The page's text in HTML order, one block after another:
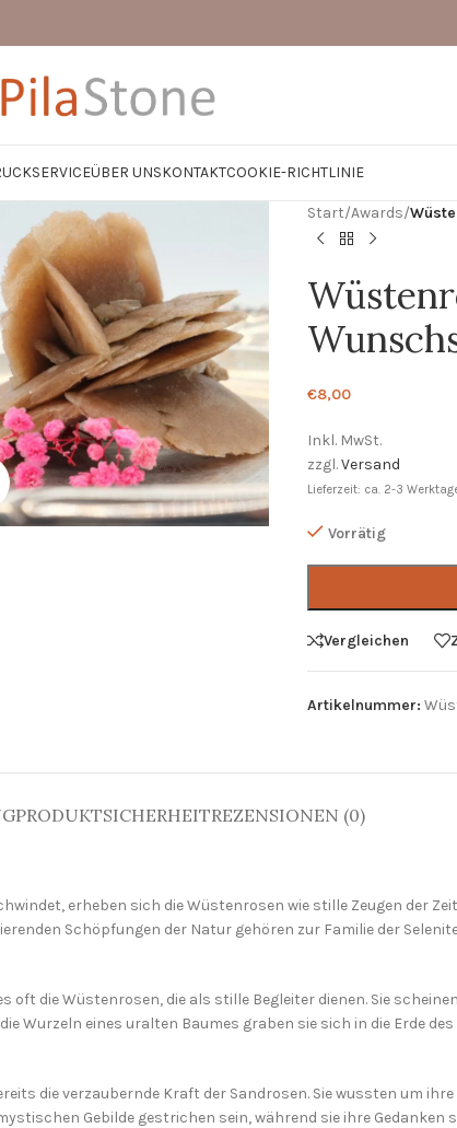
SERVICEÜBER UNSKONTAKTCOOKIE-RICHTLINIE
Zum Vergrößern klicken
Start/Awards/
€8,00
Inkl. MwSt.
zzgl.Versand
Lieferzeit: ca. 2-3
Vorrätig
Vergleichen
Artikelnummer:
PRODUKTSICHERHEITREZENSIONEN (0)
erheben sich die Wüstenrosen wie stille Zeugen der
Schöpfungen der Natur gehören zur Familie der
die Wüstenrosen, die als stille Begleiter dienen. Sie
Wurzeln eines uralten Baumes graben sie sich in die Erde
die verzaubernde Kraft der Sandrosen. Sie wussten um
Gebilde gestrichen sein, während sie ihre Gedanken